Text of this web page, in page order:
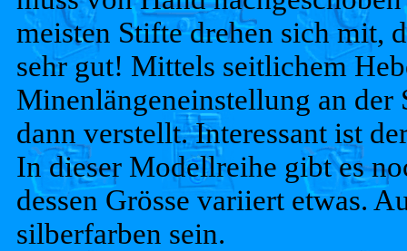
meisten Stifte drehen sich mit,
sehr gut! Mittels seitlichem
Minenlängeneinstellung an der
dann verstellt. Interessant ist
In dieser Modellreihe gibt es
dessen Grösse variiert etwas.
silberfarben sein.